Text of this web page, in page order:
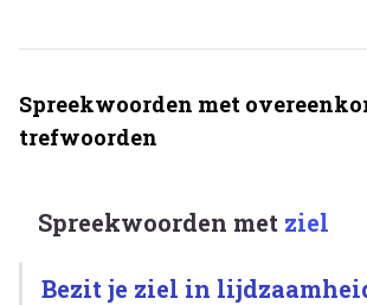
Spreekwoorden met
trefwoorden
Spreekwoorden met ziel
Bezit je ziel in